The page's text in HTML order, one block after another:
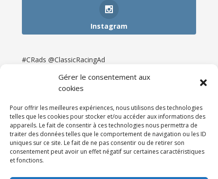
Gérer le consentement aux
cookies
Pour offrir les meilleures expériences, nous utilisons des technologies
telles que les cookies pour stocker et/ou accéder aux informations des
appareils. Le fait de consentir à ces technologies nous permettra de
traiter des données telles que le comportement de navigation ou les ID
uniques sur ce site. Le fait de ne pas consentir ou de retirer son
consentement peut avoir un effet négatif sur certaines caractéristiques
et fonctions.
Instagram
#CRads @ClassicRacingAd